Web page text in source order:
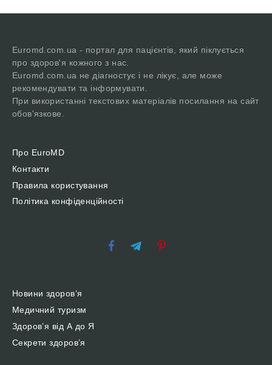
Euromd.com.ua - портал для пацієнтів, який піклується
про здоров'я кожного з нас.
Euromd.com.ua не діагностує і не лікує, але може
рекомендувати та інформувати.
При використанні текстових матеріалів посилання на сайт
обов'язкове.
Про EuroMD
Контакти
Правила користування
Політика конфіденційності
Новини здоров’я
Медичний туризм
Здоров’я від А до Я
Секрети здоров’я